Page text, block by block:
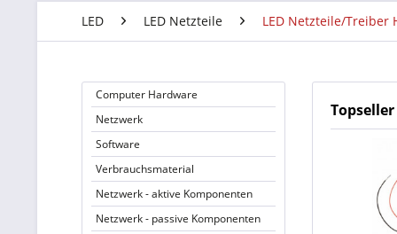
LED LED Netzteile LED Netzteile/Treiber
Computer Hardware
Netzwerk
Software
Verbrauchsmaterial
Netzwerk - aktive Komponenten
Netzwerk - passive Komponenten
Topseller